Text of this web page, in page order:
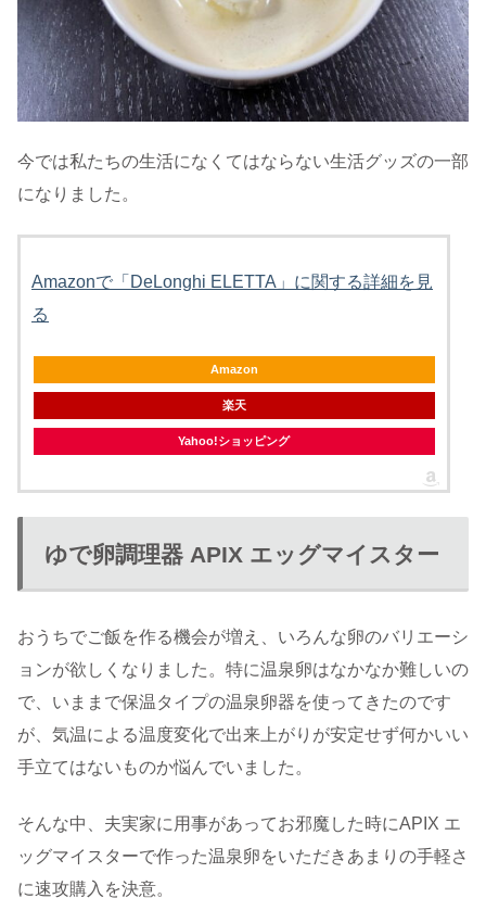
今では私たちの生活になくてはならない生活グッズの一部
になりました。
Amazonで「DeLonghi ELETTA」に関する詳細を見
る
Amazon
楽天
Yahoo!ショッピング
ゆで卵調理器 APIX エッグマイスター
おうちでご飯を作る機会が増え、いろんな卵のバリエーシ
ョンが欲しくなりました。特に温泉卵はなかなか難しいの
で、いままで保温タイプの温泉卵器を使ってきたのです
が、気温による温度変化で出来上がりが安定せず何かいい
手立てはないものか悩んでいました。
そんな中、夫実家に用事があってお邪魔した時にAPIX エ
ッグマイスターで作った温泉卵をいただきあまりの手軽さ
に速攻購入を決意。